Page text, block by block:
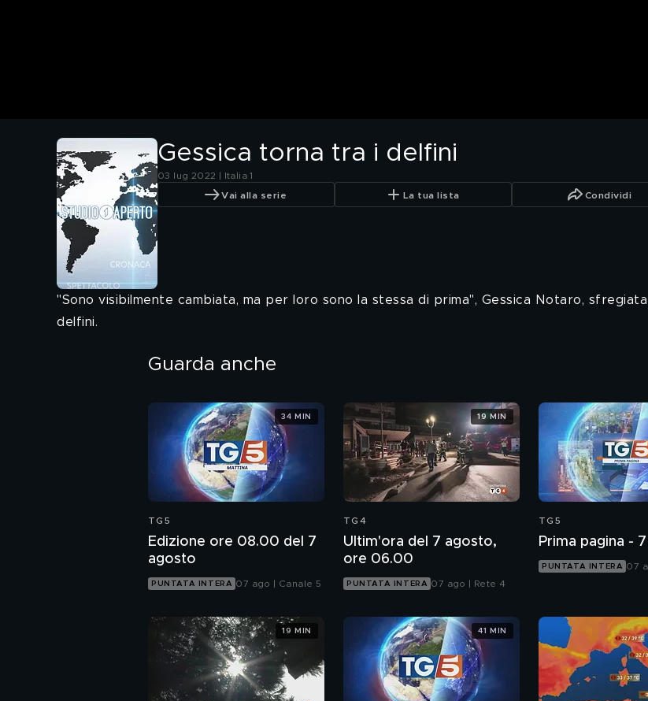
Gessica torna tra i delfini
03 lug 2022 | Italia 1
Vai alla serie La tua lista Condividi
"Sono visibilmente cambiata, ma per loro sono la stessa di prima", Gessica Notaro,
delfini.
Guarda anche
TG5
Edizione ore 08.00 del 7
agosto
PUNTATA INTERA 07 ago | Canale 5
34 MIN
TG4
Ultim'ora del 7 agosto,
ore 06.00
PUNTATA INTERA 07 ago | Rete 4
19 MIN
TG5
Prima pagina -
PUNTATA INTERA 07
19 MIN 41 MIN